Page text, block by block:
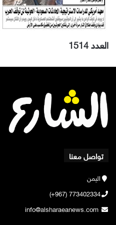
العدد 1514
تواصل معنا
اليمن
773402334 (967+)
info@alsharaeanews.com